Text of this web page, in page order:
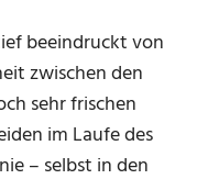
beeindruckt von
zwischen den
sehr frischen
im Laufe des
– selbst in den